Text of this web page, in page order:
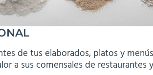
de tus elaborados, platos y
a sus comensales de restaurantes